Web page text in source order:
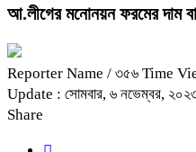
আ.লীগের মনোনয়ন ফরমের দাম
Reporter Name / ৩৫৬ Time
Update : সোমবার, ৬ নভেম্বর,
Share